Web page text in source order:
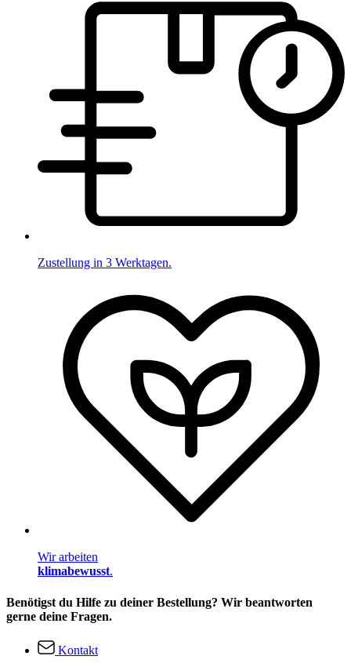
Zustellung in 3 Werktagen.
Wir arbeiten
klimabewusst.
Benötigst du Hilfe zu deiner Bestellung? Wir beantworten
gerne deine Fragen.
Kontakt